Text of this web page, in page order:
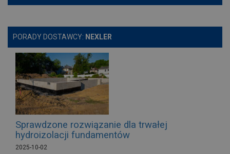
PORADY DOSTAWCY: NEXLER
Sprawdzone rozwiązanie dla trwałej
hydroizolacji fundamentów
2025-10-02